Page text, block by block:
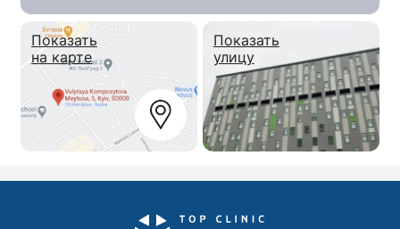
Показать
на карте
Показать
улицу